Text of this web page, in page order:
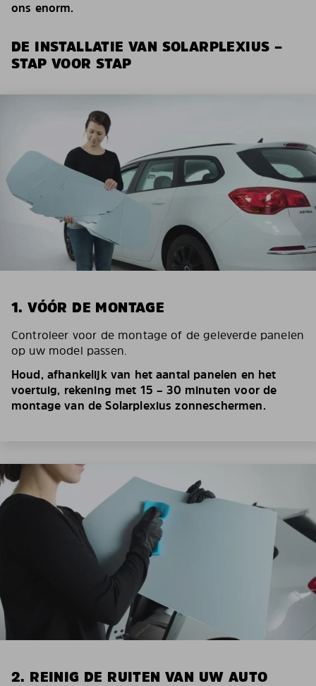
ons enorm.
DE INSTALLATIE VAN SOLARPLEXIUS –
STAP VOOR STAP
1. VÓÓR DE MONTAGE
Controleer voor de montage of de geleverde panelen
op uw model passen.
Houd, afhankelijk van het aantal panelen en het
voertuig, rekening met 15 – 30 minuten voor de
montage van de Solarplexius zonneschermen.
2. REINIG DE RUITEN VAN UW AUTO